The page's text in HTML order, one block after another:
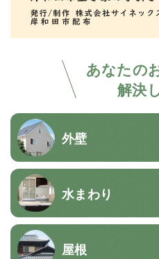
あなたの
解決
外壁
水まわり
屋根